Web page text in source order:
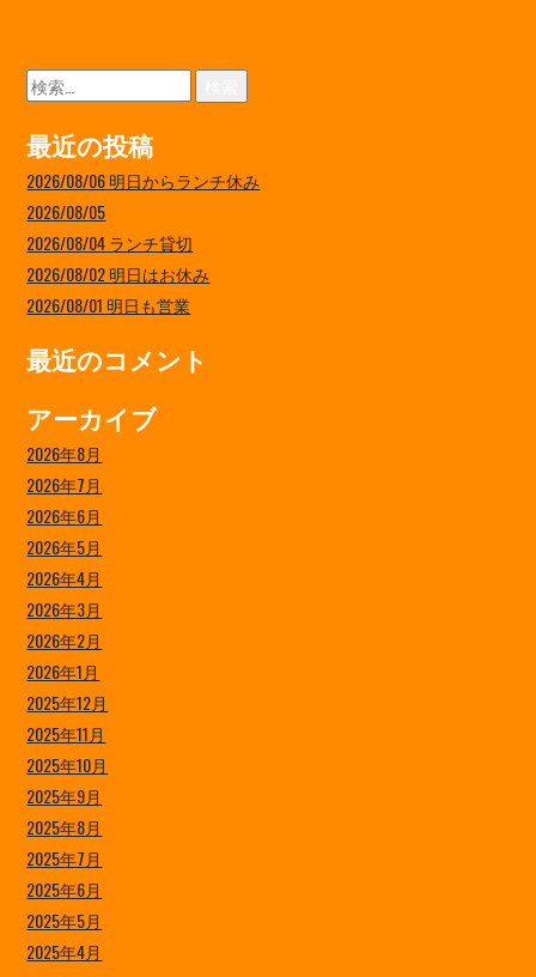
検
索:
最近の投稿
2026/08/06 明日からランチ休み
2026/08/05
2026/08/04 ランチ貸切
2026/08/02 明日はお休み
2026/08/01 明日も営業
最近のコメント
アーカイブ
2026年8月
2026年7月
2026年6月
2026年5月
2026年4月
2026年3月
2026年2月
2026年1月
2025年12月
2025年11月
2025年10月
2025年9月
2025年8月
2025年7月
2025年6月
2025年5月
2025年4月